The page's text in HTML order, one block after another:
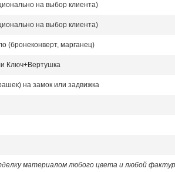
на выбор клиента)
на выбор клиента)
(бронеконверт, марганец)
Ключ+Вертушка
на замок или задвижка
материалом любого цвета и любой